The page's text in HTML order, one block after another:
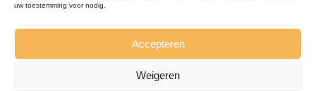
uw toestemming voor nodig.
Accepteren
Weigeren